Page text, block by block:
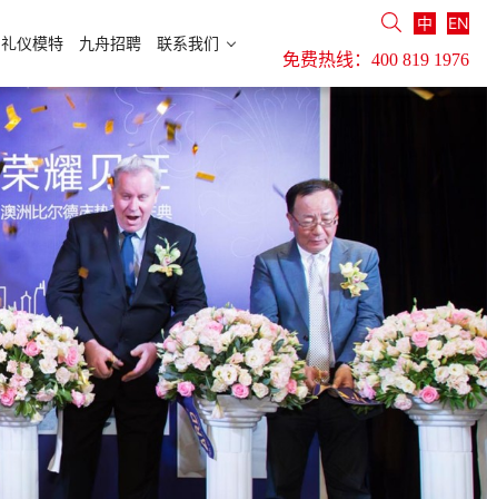
礼仪模特 九舟招聘 联系我们
中 EN
免费热线： 400 819 1976